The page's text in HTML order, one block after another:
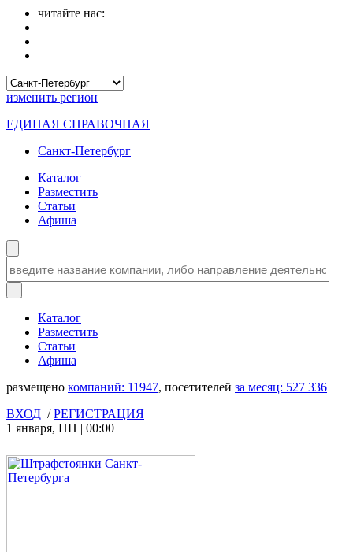
читайте нас:
изменить регион
ЕДИНАЯ СПРАВОЧНАЯ
Санкт-Петербург
Каталог
Разместить
Статьи
Афиша
Каталог
Разместить
Статьи
Афиша
размещено компаний: 11947, посетителей за месяц: 527 336
ВХОД /РЕГИСТРАЦИЯ
1 января, ПН | 00:00